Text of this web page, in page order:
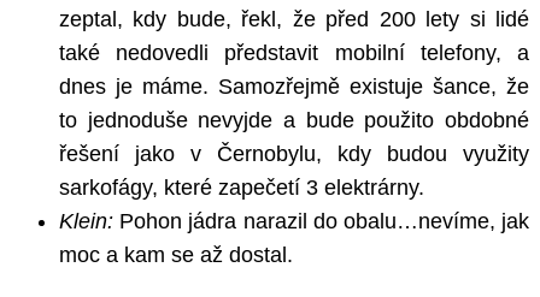
zeptal, kdy bude, řekl, že před 200 lety si lidé
také nedovedli představit mobilní telefony, a
dnes je máme. Samozřejmě existuje šance, že
to jednoduše nevyjde a bude použito obdobné
řešení jako v Černobylu, kdy budou využity
sarkofágy, které zapečetí 3 elektrárny.
Klein: Pohon jádra narazil do obalu…nevíme, jak
moc a kam se až dostal.